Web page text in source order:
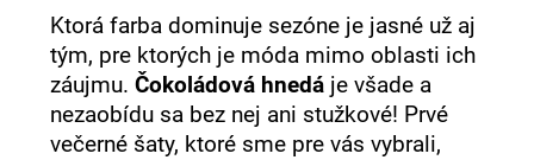
Ktorá farba dominuje sezóne je jasné už aj
tým, pre ktorých je móda mimo oblasti ich
záujmu.Čokoládová hnedá je všade a
nezaobídu sa bez nej ani stužkové! Prvé
večerné šaty, ktoré sme pre vás vybrali,